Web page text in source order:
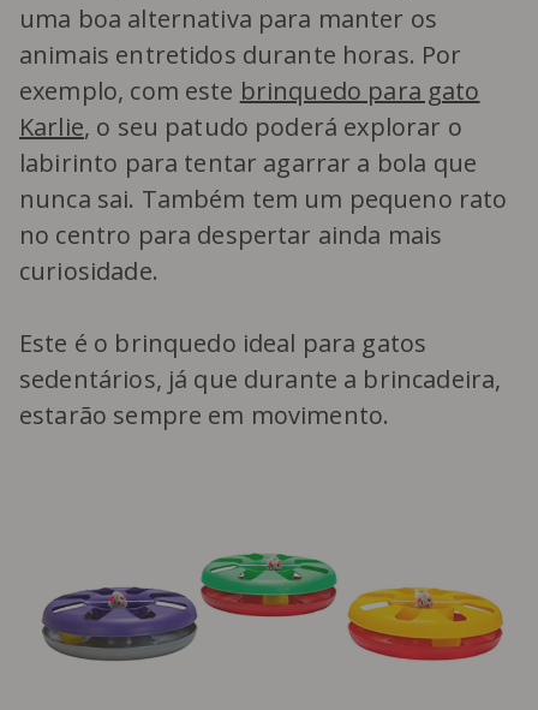
uma boa alternativa para manter os
animais entretidos durante horas. Por
exemplo, com este brinquedo para gato
Karlie, o seu patudo poderá explorar o
labirinto para tentar agarrar a bola que
nunca sai. Também tem um pequeno rato
no centro para despertar ainda mais
curiosidade.
Este é o brinquedo ideal para gatos
sedentários, já que durante a brincadeira,
estarão sempre em movimento.